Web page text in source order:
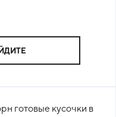
готовые кусочки в